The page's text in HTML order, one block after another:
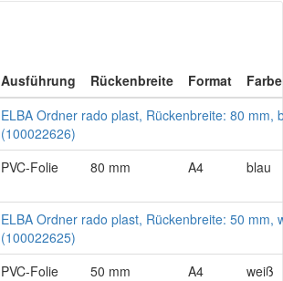
Ausführung Rückenbreite Format
Farbe
ELBA Ordner rado plast, Rückenbreite: 80 mm,
(100022626)
PVC-Folie
80 mm A4 blau
ELBA Ordner rado plast, Rückenbreite: 50 mm,
(100022625)
PVC-Folie
50 mm A4 weiß